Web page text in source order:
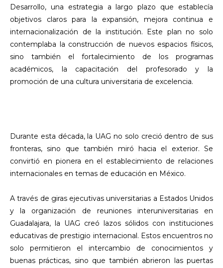
Desarrollo, una estrategia a largo plazo que establecía
objetivos claros para la expansión, mejora continua e
internacionalización de la institución. Este plan no solo
contemplaba la construcción de nuevos espacios físicos,
sino también el fortalecimiento de los programas
académicos, la capacitación del profesorado y la
promoción de una cultura universitaria de excelencia.
Durante esta década, la UAG no solo creció dentro de sus
fronteras, sino que también miró hacia el exterior. Se
convirtió en pionera en el establecimiento de relaciones
internacionales en temas de educación en México.
A través de giras ejecutivas universitarias a Estados Unidos
y la organización de reuniones interuniversitarias en
Guadalajara, la UAG creó lazos sólidos con instituciones
educativas de prestigio internacional. Estos encuentros no
solo permitieron el intercambio de conocimientos y
buenas prácticas, sino que también abrieron las puertas